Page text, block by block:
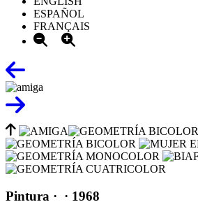
ESPAÑOL
FRANÇAIS
Pintura · · 1968